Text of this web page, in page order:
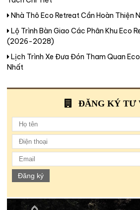
Nhà Thô Eco Retreat Cần Hoàn Thiện
Lộ Trình Bàn Giao Các Phân Khu Eco
(2026-2028)
Lịch Trình Xe Đưa Đón Tham Quan
Nhất
ĐĂNG KÝ TƯ
Đăng ký